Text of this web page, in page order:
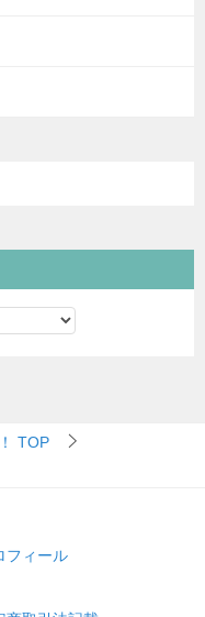
TOP
フィール